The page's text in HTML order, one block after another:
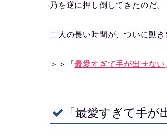
乃を逆に押し倒してきたのだ。
二人の長い時間が、ついに動き
＞＞「最愛すぎて手が出せない
「最愛すぎて手が